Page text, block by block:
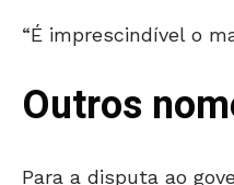
“É imprescindível o
Outros
Para a disputa ao